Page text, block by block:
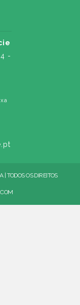
-
TODOS OS DIREITOS